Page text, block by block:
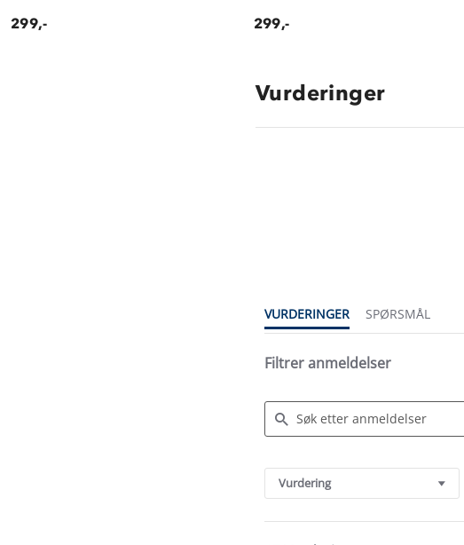
299,- 299,-
Vurderinger
VURDERINGER
SPØRSMÅL
Filtrer anmeldelser
Reviews
Vurdering